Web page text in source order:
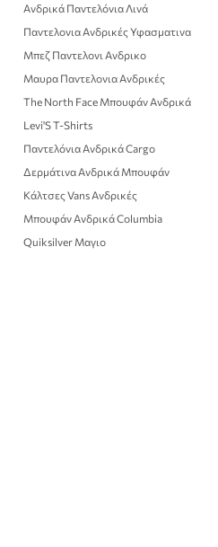
Ανδρικά Παντελόνια Λινά
Παντελονια Ανδρικές Υφασματινα
Μπεζ Παντελονι Ανδρικο
Μαυρα Παντελονια Ανδρικές
The North Face Μπουφάν Ανδρικά
Levi'S T-Shirts
Παντελόνια Ανδρικά Cargo
Δερμάτινα Ανδρικά Μπουφάν
Κάλτσες Vans Ανδρικές
Μπουφάν Ανδρικά Columbia
Quiksilver Μαγιο